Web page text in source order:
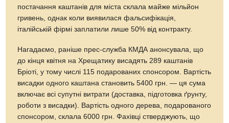
постачання каштанів для міста склала майже мільйон
гривень, однак коли виявилася фальсифікація,
італійській фірмі заплатили лише 50% від контракту.
Нагадаємо, раніше прес-служба КМДА анонсувала, що
до кінця квітня на Хрещатику висадять 289 каштанів
Бріоті, у тому числі 115 подарованих спонсором. Вартість
висадки одного каштана становить 5400 грн. — ця сума
включає всі супутні витрати (доставка, підготовка ґрунту,
роботи з висадки). Вартість одного дерева, подарованого
спонсором, склала 6000 грн. Фахівці стверджують, що